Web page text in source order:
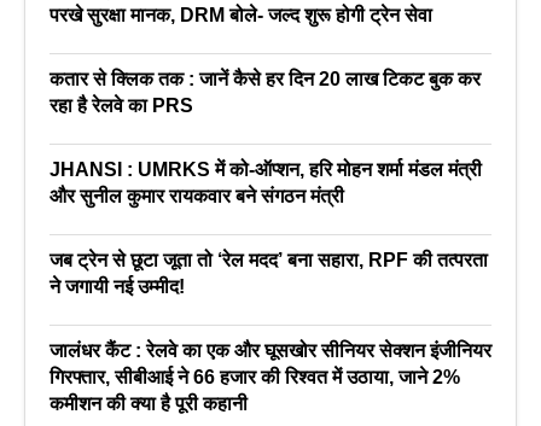
परखे सुरक्षा मानक, DRM बोले- जल्द शुरू होगी ट्रेन सेवा
कतार से क्लिक तक : जानें कैसे हर दिन 20 लाख टिकट बुक कर
रहा है रेलवे का PRS
JHANSI : UMRKS में को-ऑप्शन, हरि मोहन शर्मा मंडल मंत्री
और सुनील कुमार रायकवार बने संगठन मंत्री
जब ट्रेन से छूटा जूता तो ‘रेल मदद’ बना सहारा, RPF की तत्परता
ने जगायी नई उम्मीद!
जालंधर कैंट : रेलवे का एक और घूसखोर सीनियर सेक्शन इंजीनियर
गिरफ्तार, सीबीआई ने 66 हजार की रिश्वत में उठाया, जाने 2%
कमीशन की क्या है पूरी कहानी